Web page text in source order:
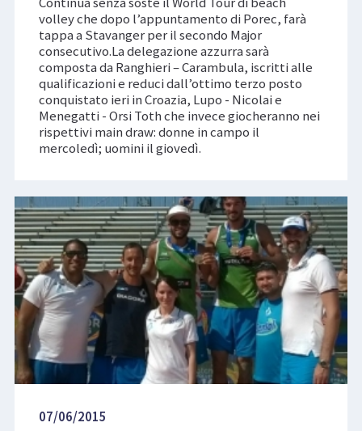
volley che dopo l’appuntamento di Porec, farà
tappa a Stavanger per il secondo Major
consecutivo.La delegazione azzurra sarà
composta da Ranghieri – Carambula, iscritti alle
qualificazioni e reduci dall’ottimo terzo posto
conquistato ieri in Croazia, Lupo - Nicolai e
Menegatti - Orsi Toth che invece giocheranno nei
rispettivi main draw: donne in campo il
mercoledì; uomini il giovedì.
07/06/2015